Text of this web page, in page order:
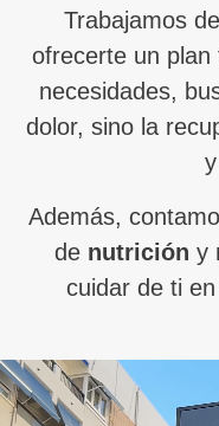
Trabajamos
ofrecerte un
necesidades,
dolor, sino la
Además,
de nutrición y
cuidar de ti